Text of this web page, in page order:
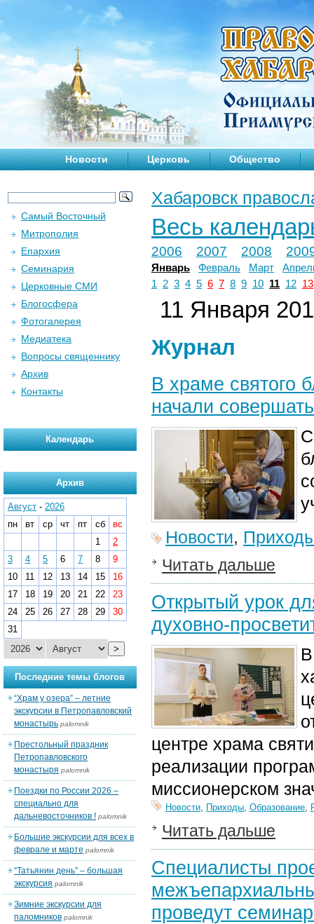
Новости Церковь Общество
Хабаровск
Весь
2006 2007 2008
Январь Февраль Март
1
2 3 4 5 6 7 8 9 10 11 12 13
11 Января
Журнал
В храме святого
начали
Новости,
Читать дальше
Открытый урок
духовно-
центре храма
реализации
миссионерском
Новости, Приходы, Образование,
Читать дальше
Специалисты
проведут
Самый Восточный
Митрополия
Епархия
Семинария
Церковные СМИ
Блогосфера
Фотогалерея
Медиатека
Вопросы священнику
Архив
Контакты
Календарь
Архив
Август - 2026
пн
вт ср чт пт сб
вс
1
2
3
4 5 6 7 8
9
10
11 12 13 14 15
16
17
18 19 20 21 22
23
24
25 26 27 28 29
30
31
>
Последние темы блогов
“Храм у озера” – летние
экскурсии в Петропавловский
монастырь palomnik
Престольный праздник
Петропавловского
монастыря palomnik
Поездки по России 2026 –
специально для
дальневосточников ! palomnik
Большие экскурсии для всех в
феврале и марте palomnik
“Татьянин день” – большая
экскурсия palomnik
Зимние экскурсии для
паломников palomnik